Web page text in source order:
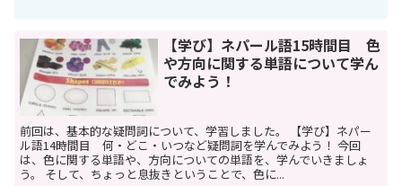
【学び】ネパール語15時間目 色
や方向に関する単語について学ん
でみよう！
前回は、基本的な疑問詞について、学習しました。 【学び】ネパー
ル語14時間目 何・どこ・いつなど疑問詞を学んでみよう！ 今回
は、色に関する単語や、方向についての単語を、学んでいきましょ
う。 そして、ちょっと息抜きということで、色に...